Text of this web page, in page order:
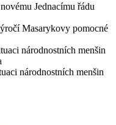
Jednacímu řádu
Masarykovy pomocné
národnostních menšin
národnostních menšin